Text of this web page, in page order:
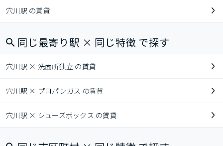
穴川駅 の賃貸
同じ最寄り駅 × 同じ特徴 で探す
穴川駅 × 洗面所独立 の賃貸
穴川駅 × プロパンガス の賃貸
穴川駅 × シューズボックス の賃貸